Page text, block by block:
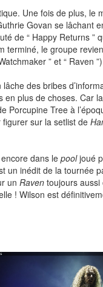
Une fois de plus,
Govan se lâchant
de “ Happy Returns
terminé, le groupe
” et “ Raven
des bribes
plus de choses. Car
Porcupine Tree à
figurer sur la setlist de
dans le pooljoué
inédit de la
un Raven toujours
! Wilson est